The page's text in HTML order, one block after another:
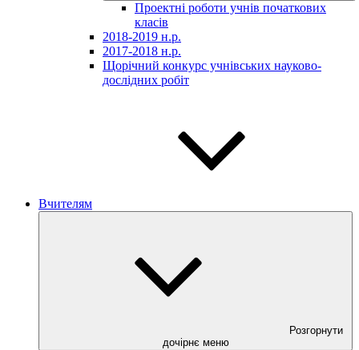
Проектні роботи учнів початкових
класів
2018-2019 н.р.
2017-2018 н.р.
Щорічний конкурс учнівських науково-
дослідних робіт
Вчителям
Розгорнути
дочірнє меню